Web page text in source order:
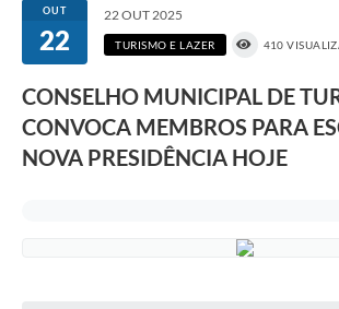
OUT
22
22 OUT 2025
TURISMO E LAZER 410
CONSELHO MUNICIPAL DE
CONVOCA MEMBROS PARA
NOVA PRESIDÊNCIA HOJE